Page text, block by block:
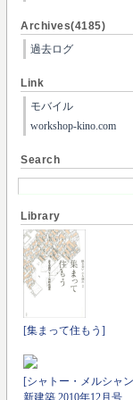
Archives(4185)
過去ログ
Link
モバイル
workshop-kino.com
Search
Library
[集まって住もう]
[シャトー・メルシャ
新建築 2010年12月号